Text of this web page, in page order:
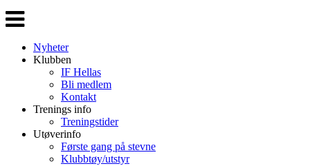
Veksle
navigasjon
Nyheter
Klubben
IF Hellas
Bli medlem
Kontakt
Trenings info
Treningstider
Utøverinfo
Første gang på stevne
Klubbtøy/utstyr